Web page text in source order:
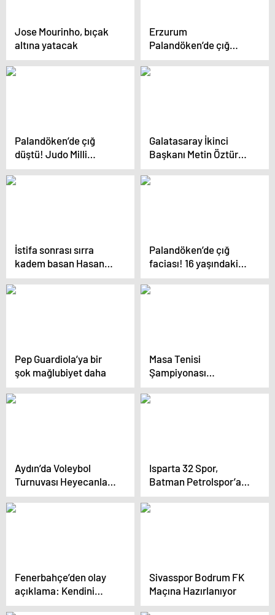
Jose Mourinho, bıçak
altına yatacak
Erzurum
Palandöken’de çığ
düştü: 1’i ağır 5 yaralı
Palandöken’de çığ
düştü! Judo Milli
Takımı kar altında
kaldı
Galatasaray İkinci
Başkanı Metin Öztürk
Fenerbahçe’ye ateş
püskürdü
İstifa sonrası sırra
kadem basan Hasan
Arat’tan flaş hamle
Palandöken’de çığ
faciası! 16 yaşındaki
milli judocu hayatını
kaybetti
Pep Guardiola’ya bir
şok mağlubiyet daha
Masa Tenisi
Şampiyonası
Antalya’da
Tamamlandı
Aydın’da Voleybol
Turnuvası Heyecanla
Sona Erdi
Isparta 32 Spor,
Batman Petrolspor’a
Yenildi
Fenerbahçe’den olay
açıklama: Kendini
bilmez şahıs
Sivasspor Bodrum FK
Maçına Hazırlanıyor